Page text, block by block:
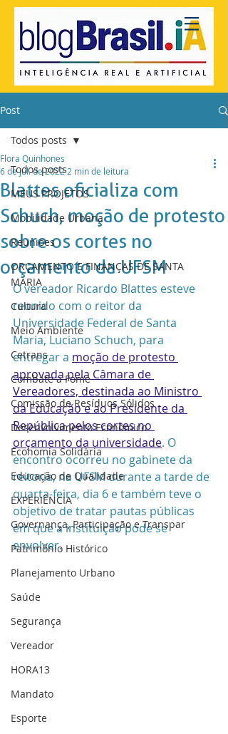
Post
Todos posts
MEUS PROJETOS
Mobilidade Urbana
Reuniões
ORÇAMENTO E FINANÇAS DE SANTA
MARIA
Cultura
Meio Ambiente
Cetrans
Combate a Fome
Comissão de Resíduos Sólidos
Desenvolvimento Econômico
Economia Solidária
Educação de Qualidade
EXPERIÊNCIA
Governança, Participação e Transpar
Patrimônio Histórico
Planejamento Urbano
Saúde
Segurança
Vereador
HORA13
Mandato
Esporte
Todos posts
Blattes oficializa com
Schuch, moção de protesto
sobre os cortes no
orçamento da UFSM
Flora Quinhones
6 de jul. de 2022 2 min de leitura
O vereador Ricardo Blattes esteve
reunido com o reitor da
Universidade Federal de Santa
Maria, Luciano Schuch, para
entregar a moção de protesto
aprovada pela Câmara de
Vereadores, destinada ao Ministro
da Educação e ao Presidente da
República pelos cortes no
orçamento da universidade. O
encontro ocorreu no gabinete da
reitoria, na UFSM durante a tarde de
quarta-feira, dia 6 e também teve o
objetivo de tratar pautas públicas
em que a instituição pode se
envolver.